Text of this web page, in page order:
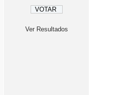
Ver Resultados